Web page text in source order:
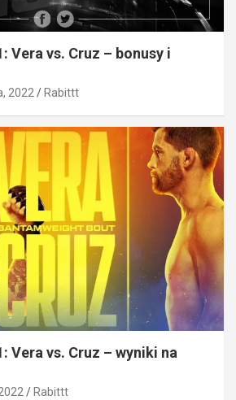
Vera vs. Cruz – bonusy i
2022 Rabittt
Vera vs. Cruz – wyniki na
Rabittt